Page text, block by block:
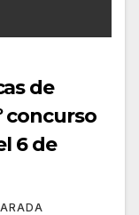
de
concurso
6 de